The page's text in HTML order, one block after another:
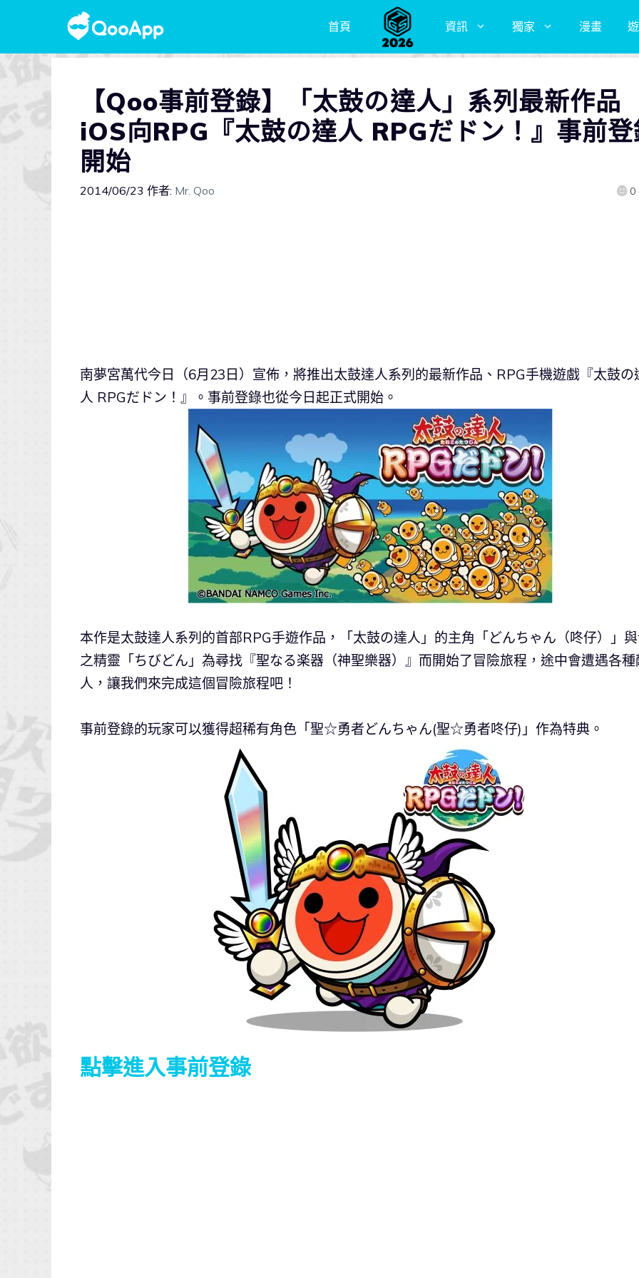
首頁 資訊 獨家 漫畫
【Qoo事前登錄】「太鼓の達人」系列最新作品
iOS向RPG『太鼓の達人 RPGだドン！』事前
開始
2014/06/23 作者: Mr. Qoo 0
南夢宮萬代今日（6月23日）宣佈，將推出太鼓達人系列的最新作品、RPG手機遊戲『太鼓の
人 RPGだドン！』。事前登錄也從今日起正式開始。
本作是太鼓達人系列的首部RPG手遊作品，「太鼓の達人」的主角「どんちゃん（咚仔）」
之精靈「ちびどん」為尋找『聖なる楽器（神聖樂器）』而開始了冒險旅程，途中會遭遇各種
人，讓我們來完成這個冒險旅程吧！
事前登錄的玩家可以獲得超稀有角色「聖☆勇者どんちゃん(聖☆勇者咚仔)」作為特典。
點擊進入事前登錄